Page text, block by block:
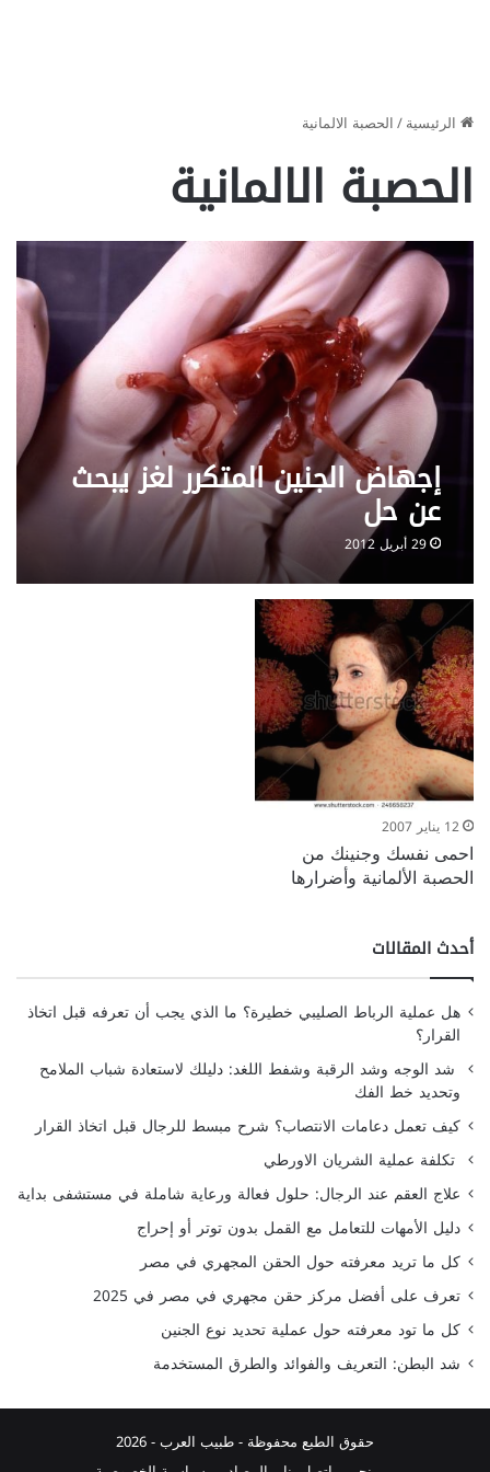
الرئيسية/الحصبة الالمانية
الحصبة الالمانية
إجهاض الجنين المتكرر لغز يبحث
عن حل
29 أبريل 2012
12 يناير 2007
احمى نفسك وجنينك من
الحصبة الألمانية وأضرارها
أحدث المقالات
هل عملية الرباط الصليبي خطيرة؟ ما الذي يجب أن تعرفه قبل اتخاذ
القرار؟
شد الوجه وشد الرقبة وشفط اللغد: دليلك لاستعادة شباب الملامح
وتحديد خط الفك
كيف تعمل دعامات الانتصاب؟ شرح مبسط للرجال قبل اتخاذ القرار
تكلفة عملية الشريان الاورطي
علاج العقم عند الرجال: حلول فعالة ورعاية شاملة في مستشفى بداية
دليل الأمهات للتعامل مع القمل بدون توتر أو إحراج
كل ما تريد معرفته حول الحقن المجهري في مصر
تعرف على أفضل مركز حقن مجهري في مصر في 2025
كل ما تود معرفته حول عملية تحديد نوع الجنين
شد البطن: التعريف والفوائد والطرق المستخدمة
حقوق الطبع محفوظة -طبيب العرب- 2026